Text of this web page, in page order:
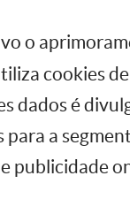
o
cookies de
dados é
a
publicidade